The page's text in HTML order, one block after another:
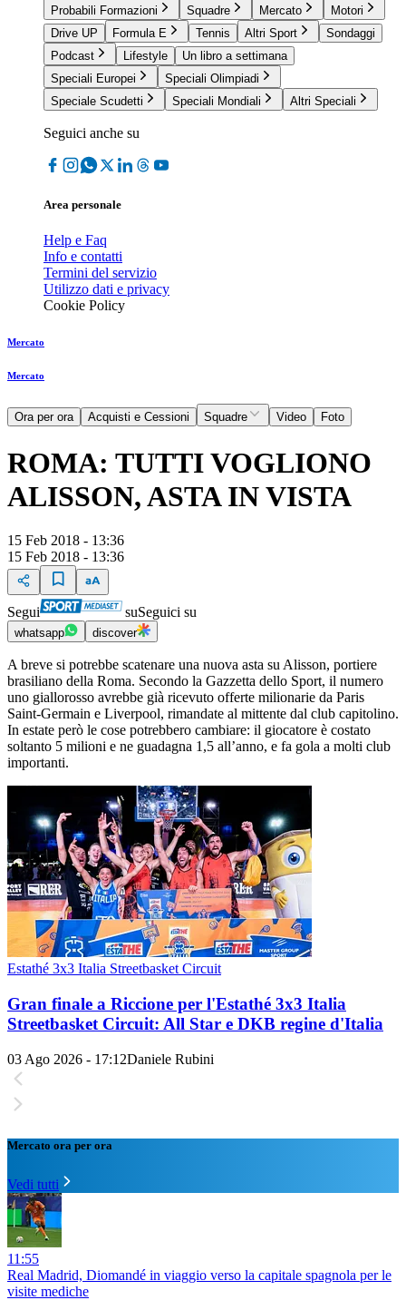
Probabili Formazioni
Squadre Mercato
Motori
Drive UP
Formula E Tennis Altri Sport
Sondaggi
Podcast
Lifestyle
Un libro a settimana
Speciali Europei
Speciali Olimpiadi
Speciale Scudetti
Speciali Mondiali Altri Speciali
Seguici anche su
Area personale
Help e Faq
Info e contatti
Termini del servizio
Utilizzo dati e privacy
Cookie Policy
Mercato
Mercato
Ora per ora Acquisti e Cessioni Squadre Video Foto
ROMA: TUTTI VOGLIONO
ALISSON, ASTA IN VISTA
15 Feb 2018 - 13:36
15 Feb 2018 - 13:36
Segui suSeguici su
whatsapp discover
A breve si potrebbe scatenare una nuova asta su Alisson, portiere
brasiliano della Roma. Secondo la Gazzetta dello Sport, il numero
uno giallorosso avrebbe già ricevuto offerte milionarie da Paris
Saint-Germain e Liverpool, rimandate al mittente dal club capitolino.
In estate però le cose potrebbero cambiare: il giocatore è costato
soltanto 5 milioni e ne guadagna 1,5 all’anno, e fa gola a molti club
importanti.
Estathé 3x3 Italia Streetbasket Circuit
Gran finale a Riccione per l'Estathé 3x3 Italia
Streetbasket Circuit: All Star e DKB regine d'Italia
03 Ago 2026 - 17:12Daniele Rubini
Mercato ora per ora
Vedi tutti
11:55
Real Madrid, Diomandé in viaggio verso la capitale spagnola per le
visite mediche